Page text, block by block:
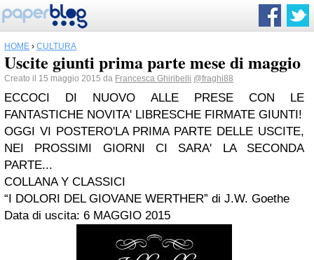
HOME › CULTURA
Uscite giunti prima parte mese di maggio
Creato il 15 maggio 2015 da Francesca Ghiribelli @fraghi88
ECCOCI DI NUOVO ALLE PRESE CON LE
FANTASTICHE NOVITA' LIBRESCHE FIRMATE GIUNTI!
OGGI VI POSTERO'LA PRIMA PARTE DELLE USCITE,
NEI PROSSIMI GIORNI CI SARA' LA SECONDA
PARTE...
COLLANA Y CLASSICI
“I DOLORI DEL GIOVANE WERTHER” di J.W. Goethe
Data di uscita: 6 MAGGIO 2015